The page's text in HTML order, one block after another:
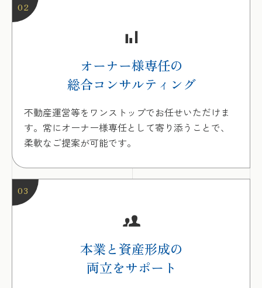
02
オーナー様専任の
総合コンサルティング
不動産運営等をワンストップでお任せいただけま
す。常にオーナー様専任として寄り添うことで、
柔軟なご提案が可能です。
03
本業と資産形成の
両立をサポート